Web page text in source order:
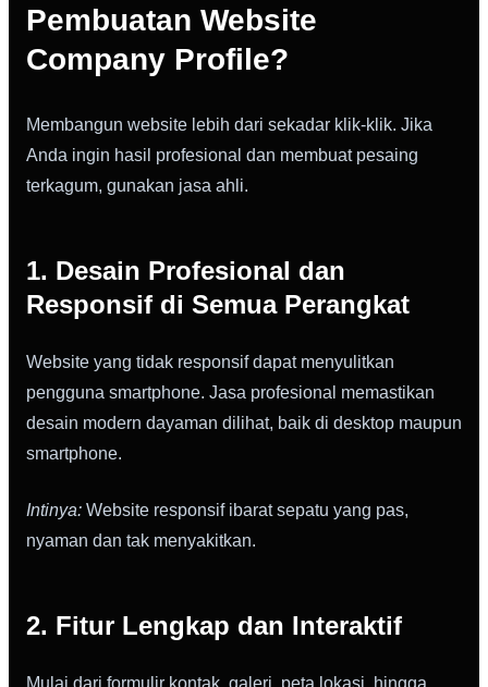
Pembuatan Website
Company Profile?
Membangun website lebih dari sekadar klik-klik. Jika
Anda ingin hasil profesional dan membuat pesaing
terkagum, gunakan jasa ahli.
1. Desain Profesional dan
Responsif di Semua Perangkat
Website yang tidak responsif dapat menyulitkan
pengguna smartphone. Jasa profesional memastikan
desain modern dayaman dilihat, baik di desktop maupun
smartphone.
Intinya: Website responsif ibarat sepatu yang pas,
nyaman dan tak menyakitkan.
2. Fitur Lengkap dan Interaktif